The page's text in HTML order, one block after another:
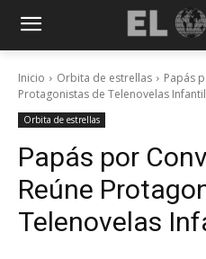
Inicio Orbita de estrellas
Papás
Protagonistas de Telenovelas
Orbita de estrellas
Papás por
Reúne
Telenovelas